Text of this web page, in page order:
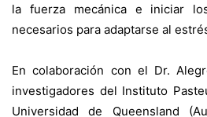
la fuerza mecánica e iniciar
necesarios para adaptarse al
En colaboración con el Dr.
investigadores del Instituto
Universidad de Queensland